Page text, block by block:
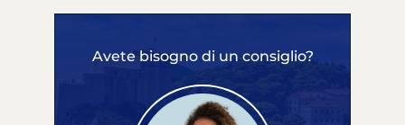
Avete bisogno di un consiglio?